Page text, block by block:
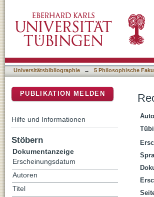
Universitätsbibliographie → 5 Philosophische
PUBLIKATION MELDEN
Hilfe und Informationen
Stöbern
Dokumentanzeige
Erscheinungsdatum
Autoren
Titel